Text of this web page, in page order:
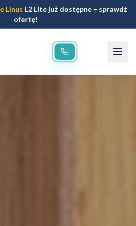
Linus L2 Lite już dostępne – sprawdź
ofertę!